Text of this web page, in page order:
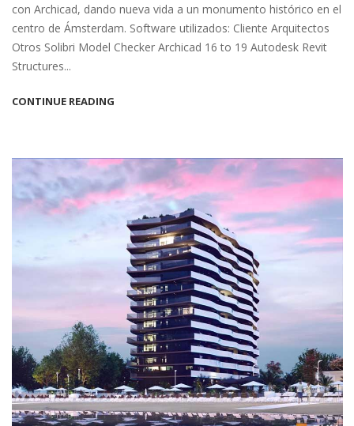
con Archicad, dando nueva vida a un monumento histórico en el
centro de Ámsterdam. Software utilizados: Cliente Arquitectos
Otros Solibri Model Checker Archicad 16 to 19 Autodesk Revit
Structures...
CONTINUE READING